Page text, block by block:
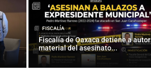
FISCALÍA
Fiscalía de Oaxaca detiene a autor
material del asesinato...